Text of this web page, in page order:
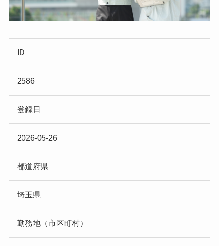
ID
2586
登録日
2026-05-26
都道府県
埼玉県
勤務地（市区町村）